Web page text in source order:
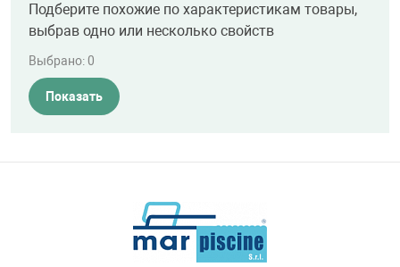
Подберите похожие по характеристикам товары,
выбрав одно или несколько свойств
Выбрано:0
Показать